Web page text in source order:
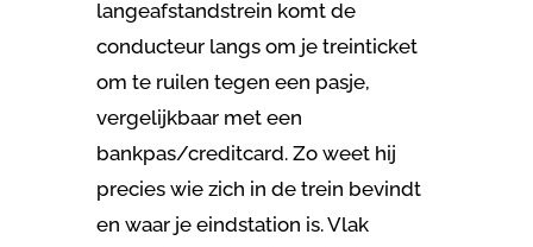
langeafstandstrein komt de
conducteur langs om je treinticket
om te ruilen tegen een pasje,
vergelijkbaar met een
bankpas/creditcard. Zo weet hij
precies wie zich in de trein bevindt
en waar je eindstation is. Vlak